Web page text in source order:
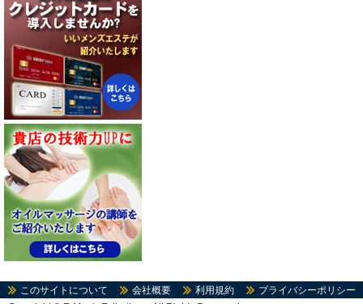
このサイトについて 会社概要 利用規約
プライバシーポリシー